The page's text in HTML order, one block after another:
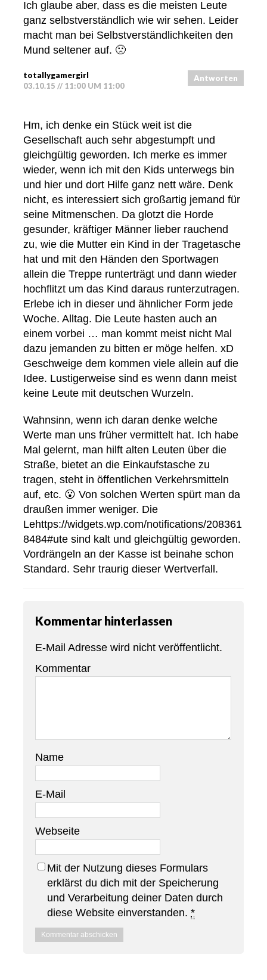
Ich glaube aber, dass es die meisten Leute
ganz selbstverständlich wie wir sehen. Leider
macht man bei Selbstverständlichkeiten den
Mund seltener auf. 🙁
totallygamergirl
03.10.15 // 11:00 UM 11:00
Antworten
Hm, ich denke ein Stück weit ist die
Gesellschaft auch sehr abgestumpft und
gleichgültig geworden. Ich merke es immer
wieder, wenn ich mit den Kids unterwegs bin
und hier und dort Hilfe ganz nett wäre. Denk
nicht, es interessiert sich großartig jemand für
seine Mitmenschen. Da glotzt die Horde
gesunder, kräftiger Männer lieber rauchend
zu, wie die Mutter ein Kind in der Tragetasche
hat und mit den Händen den Sportwagen
allein die Treppe runterträgt und dann wieder
hochflitzt um das Kind daraus runterzutragen.
Erlebe ich in dieser und ähnlicher Form jede
Woche. Alltag. Die Leute hasten auch an
einem vorbei … man kommt meist nicht Mal
dazu jemanden zu bitten er möge helfen. xD
Geschweige dem kommen viele allein auf die
Idee. Lustigerweise sind es wenn dann meist
keine Leute mit deutschen Wurzeln.
Wahnsinn, wenn ich daran denke welche
Werte man uns früher vermittelt hat. Ich habe
Mal gelernt, man hilft alten Leuten über die
Straße, bietet an die Einkaufstasche zu
tragen, steht in öffentlichen Verkehrsmitteln
auf, etc. 😮 Von solchen Werten spürt man da
draußen immer weniger. Die
Lehttps://widgets.wp.com/notifications/208361
8484#ute sind kalt und gleichgültig geworden.
Vordrängeln an der Kasse ist beinahe schon
Standard. Sehr traurig dieser Wertverfall.
Kommentar hinterlassen
E-Mail Adresse wird nicht veröffentlicht.
Kommentar
Name
E-Mail
Webseite
Mit der Nutzung dieses Formulars
erklärst du dich mit der Speicherung
und Verarbeitung deiner Daten durch
diese Website einverstanden. *